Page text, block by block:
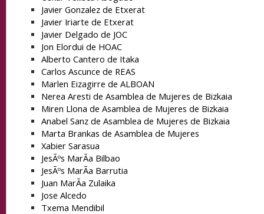
Javier Gonzalez de Etxerat
Javier Iriarte de Etxerat
Javier Delgado de JOC
Jon Elordui de HOAC
Alberto Cantero de Itaka
Carlos Ascunce de REAS
Marlen Eizagirre de ALBOAN
Nerea Aresti de Asamblea de Mujeres de Bizkaia
Miren Llona de Asamblea de Mujeres de Bizkaia
Anabel Sanz de Asamblea de Mujeres de Bizkaia
Marta Brankas de Asamblea de Mujeres
Xabier Sarasua
JesÃºs MarÃ­a Bilbao
JesÃºs MarÃ­a Barrutia
Juan MarÃ­a Zulaika
Jose Alcedo
Txema Mendibil